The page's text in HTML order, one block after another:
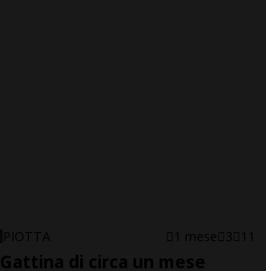
PIOTTA 1 mese 3 11
Gattina di circa un mese